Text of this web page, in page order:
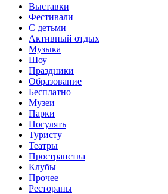
Выставки
Фестивали
С детьми
Активный отдых
Музыка
Шоу
Праздники
Образование
Бесплатно
Музеи
Парки
Погулять
Туристу
Театры
Пространства
Клубы
Прочее
Рестораны